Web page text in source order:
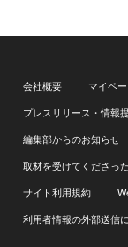
会社概要 マイペ
プレスリリース・情報
編集部からのお知らせ
取材を受けてくださっ
サイト利用規約
利用者情報の外部送信